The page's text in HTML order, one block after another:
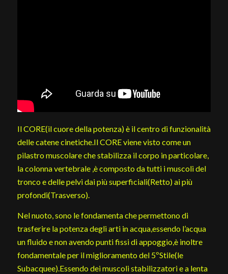
IlCORE(il cuore della potenza) è il centro di funzionalità
delle catene cinetiche.IlCOREviene visto come un
pilastro muscolare che stabilizza il corpo in particolare,
la colonna vertebrale ,è composto da tutti i muscoli del
tronco e delle pelvi dai più superficiali(Retto) ai più
profondi(Trasverso).
Nel nuoto, sono le fondamenta che permettono di
trasferire la potenza degli arti in acqua,essendo l’acqua
un fluido e non avendo punti fissi di appoggio,è inoltre
fondamentale per il miglioramento del 5ºStile(le
Subacquee).Essendo dei muscoli stabilizzatori e a lenta